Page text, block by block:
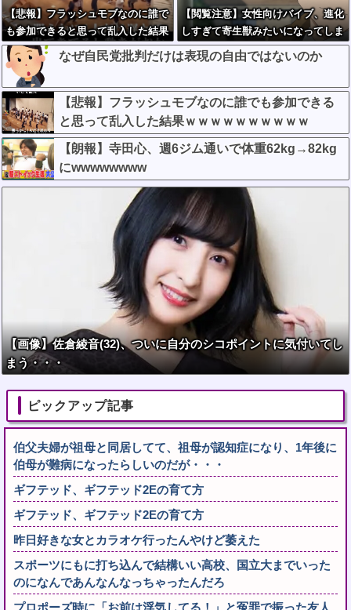
【悲報】フラッシュモブなのに誰で
も参加できると思って乱入した結果
ｗｗｗｗｗｗｗｗｗｗ
【閲覧注意】女性向けバイブ、進化
しすぎて寄生獣みたいになってしま
う・・・
なぜ自民党批判だけは表現の自由ではないのか
【悲報】フラッシュモブなのに誰でも参加できる
と思って乱入した結果ｗｗｗｗｗｗｗｗｗｗ
【朗報】寺田心、週6ジム通いで体重62kg→82kg
にwwwwwwww
【画像】佐倉綾音(32)、ついに自分のシコポイントに気付いてし
まう・・・
ピックアップ記事
伯父夫婦が祖母と同居してて、祖母が認知症になり、1年後に
伯母が難病になったらしいのだが・・・
ギフテッド、ギフテッド2Eの育て方
ギフテッド、ギフテッド2Eの育て方
昨日好きな女とカラオケ行ったんやけど萎えた
スポーツにもに打ち込んで結構いい高校、国立大までいった
のになんであんなんなっちゃったんだろ
プロポーズ時に「お前は浮気してる！」と冤罪で振った友人